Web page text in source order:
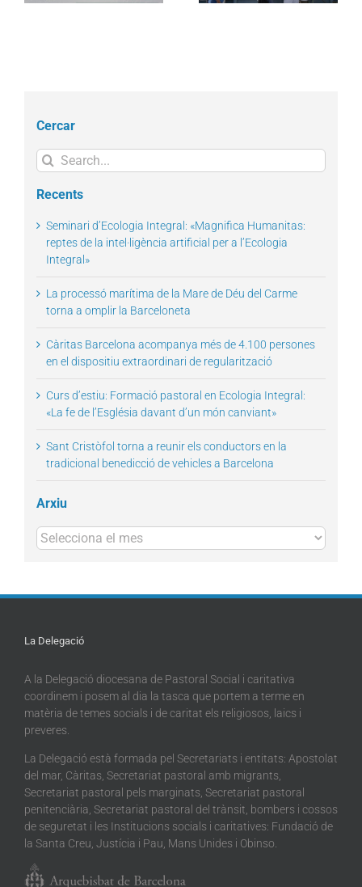
Cercar
Search
for:
Recents
Seminari d’Ecologia Integral: «Magnifica Humanitas:
reptes de la intel·ligència artificial per a l’Ecologia
Integral»
La processó marítima de la Mare de Déu del Carme
torna a omplir la Barceloneta
Càritas Barcelona acompanya més de 4.100 persones
en el dispositiu extraordinari de regularització
Curs d’estiu: Formació pastoral en Ecologia Integral:
«La fe de l’Església davant d’un món canviant»
Sant Cristòfol torna a reunir els conductors en la
tradicional benedicció de vehicles a Barcelona
Arxiu
Arxius
La Delegació
A la Delegació diocesana de Pastoral Social i caritativa
coordinem i posem al dia la tasca que portem a terme en
matèria de temes socials i de caritat els religiosos, laics i
preveres.
La Delegació està formada pel Secretariats i entitats: Apostolat
del mar, Càritas, Secretariat pastoral amb migrants,
Secretariat pastoral pels marginats, Secretariat pastoral
penitenciària, Secretariat pastoral del trànsit, bombers i cossos
de seguretat i les Institucions socials i caritatives: Fundació de
la Santa Creu, Justícia i Pau, Mans Unides i Obinso.